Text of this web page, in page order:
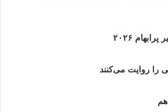
۲۰۲۶
را روایت می‌کنند